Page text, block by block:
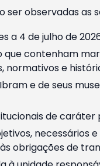
ser observadas as
4 de julho de
contenham
normativos e
e de seus
de caráter
obrigações de